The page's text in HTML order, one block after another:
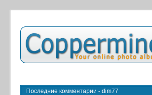
Последние комментарии - dim77